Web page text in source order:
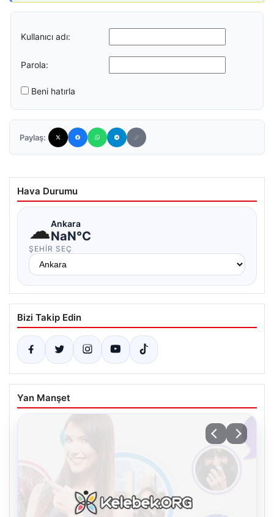
Kullanıcı adı:
Parola:
Beni hatırla
Paylaş:
Hava Durumu
☁Ankara
NaN°C
ŞEHIR SEÇ
Bizi Takip Edin
Yan Manşet